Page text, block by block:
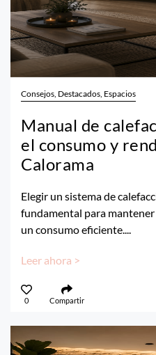
Consejos, Destacados, Espacios
Manual de
el consumo y
Calorama
Elegir un sistema de
fundamental para
un consumo eficiente....
Leer ahora >
0 Compartir